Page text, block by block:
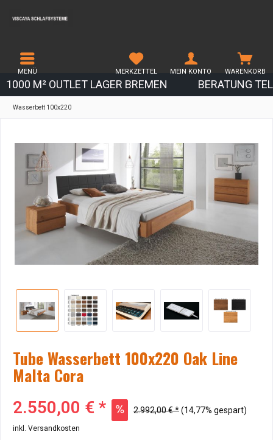
1000 M² OUTLET LAGER BREMEN BERATUNG
MENÜ WARENKORB
MERKZETTEL MEIN KONTO
Wasserbett 100x220
Tube Wasserbett 100x220 Oak Line
Malta Cora
2.550,00 € * 2.992,00 € *(14,77% gespart)
inkl. Versandkosten